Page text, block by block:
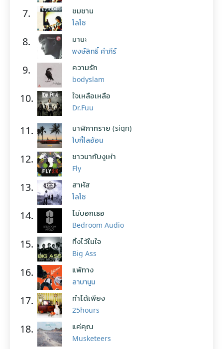
7. ซมซาน
โลโซ
8. มานะ
พงษ์สิทธิ์ คำภีร์
9. ความรัก
bodyslam
10. ใจเหลือเหลือ
Dr.Fuu
11. นาฬิกาทราย (sign)
โบกี้ไลอ้อน
12. ชาวนากับงูเห่า
Fly
13. สาหัส
โลโซ
14. ไม่บอกเธอ
Bedroom Audio
15. ทิ้งไว้ในใจ
Big Ass
16. แพ้ทาง
ลาบานูน
17. ทำได้เพียง
25hours
18. แค่คุณ
Musketeers